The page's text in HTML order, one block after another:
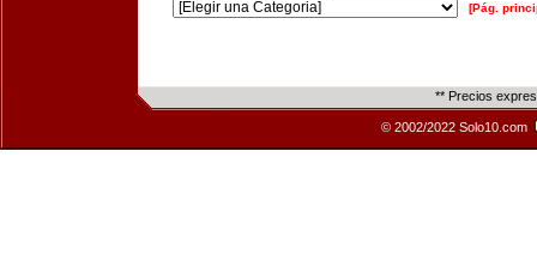
[Pág.
** Precios
© 2002/2022 Solo10.com